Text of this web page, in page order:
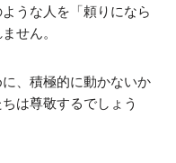
うな人を「頼りになら
せん。
、積極的に動かないか
は尊敬するでしょう